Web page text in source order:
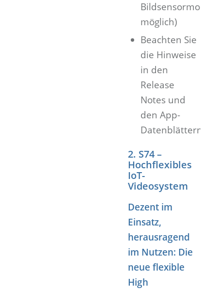
Bildsensormodul
möglich)
Beachten Sie
die Hinweise
in den
Release
Notes und
den App-
Datenblättern
2. S74 –
Hochflexibles
IoT-
Videosystem
Dezent im
Einsatz,
herausragend
im Nutzen: Die
neue flexible
High